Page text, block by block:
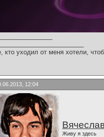
кто уходил от меня хотели,
12:04
Живу я здесь